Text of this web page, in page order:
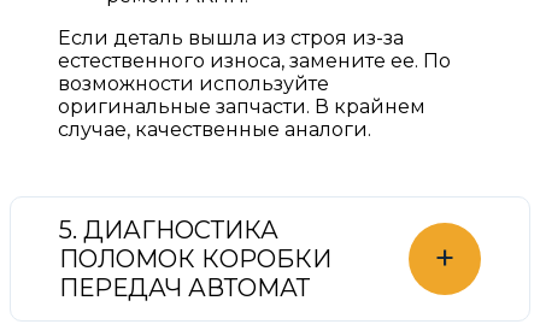
Если деталь вышла из строя из-за
естественного износа, замените ее. По
возможности используйте
оригинальные запчасти. В крайнем
случае, качественные аналоги.
5. ДИАГНОСТИКА
ПОЛОМОК КОРОБКИ
ПЕРЕДАЧ АВТОМАТ
+